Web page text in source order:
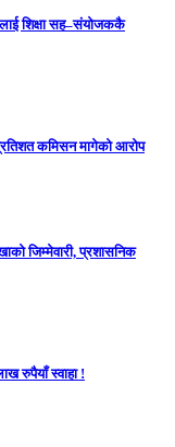
शिक्षा सह–संयोजककै
कमिसन मागेको आरोप
जिम्मेवारी, प्रशासनिक
रुपैयाँ स्वाहा !